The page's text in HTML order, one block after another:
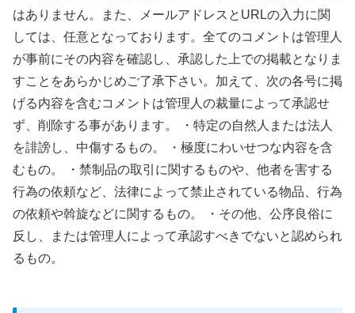
はありません。また、メールアドレスとURLの入力に関
しては、任意となっております。全てのコメントは管理人
が事前にその内容を確認し、承認した上での掲載となりま
すことをあらかじめご了承下さい。加えて、次の各号に掲
げる内容を含むコメントは管理人の裁量によって承認せ
ず、削除する事があります。
・特定の自然人または法人
を誹謗し、中傷するもの。
・極度にわいせつな内容を含
むもの。
・禁制品の取引に関するものや、他者を害する
行為の依頼など、法律によって禁止されている物品、行為
の依頼や斡旋などに関するもの。
・その他、公序良俗に
反し、または管理人によって承認すべきでないと認められ
るもの。